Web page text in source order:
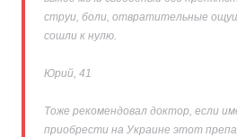
струи, боли, отвратительные
сошли к нулю.
Юрий, 41
Тоже рекомендовал доктор, если
приобрести на Украине этот